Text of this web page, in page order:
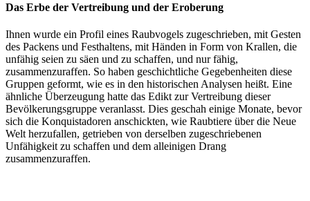
Das Erbe der Vertreibung und der Eroberung
Ihnen wurde ein Profil eines Raubvogels zugeschrieben, mit Gesten
des Packens und Festhaltens, mit Händen in Form von Krallen, die
unfähig seien zu säen und zu schaffen, und nur fähig,
zusammenzuraffen. So haben geschichtliche Gegebenheiten diese
Gruppen geformt, wie es in den historischen Analysen heißt. Eine
ähnliche Überzeugung hatte das Edikt zur Vertreibung dieser
Bevölkerungsgruppe veranlasst. Dies geschah einige Monate, bevor
sich die Konquistadoren anschickten, wie Raubtiere über die Neue
Welt herzufallen, getrieben von derselben zugeschriebenen
Unfähigkeit zu schaffen und dem alleinigen Drang
zusammenzuraffen.